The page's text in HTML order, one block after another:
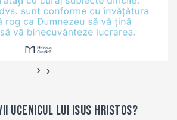
‹ ›
ucenicul lui Isus Hristos?